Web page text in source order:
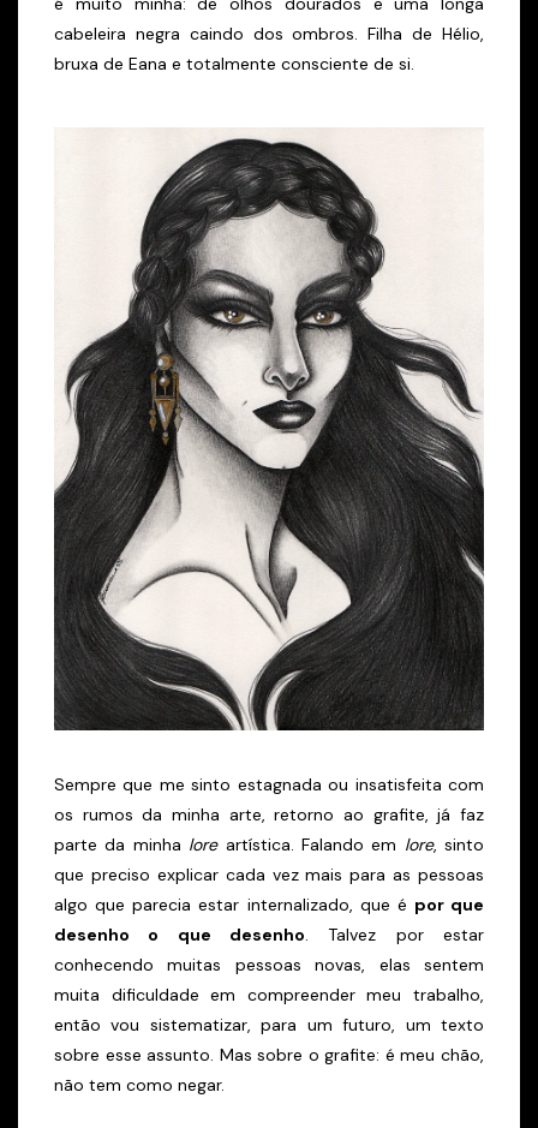
cabeleira negra caindo dos ombros. Filha de Hélio,
bruxa de Eana e totalmente consciente de si.
Sempre que me sinto estagnada ou insatisfeita com
os rumos da minha arte, retorno ao grafite, já faz
parte da minha loreartística. Falando em lore, sinto
que preciso explicar cada vez mais para as pessoas
algo que parecia estar internalizado, que é por que
desenho o que desenho. Talvez por estar
conhecendo muitas pessoas novas, elas sentem
muita dificuldade em compreender meu trabalho,
então vou sistematizar, para um futuro, um texto
sobre esse assunto. Mas sobre o grafite: é meu chão,
não tem como negar.